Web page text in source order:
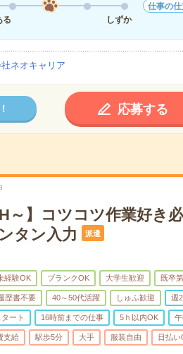
る
しずか
仕事の
ネオキャリア
応募する
～】コツコツ作業好き
タン入力
派遣
経験OK ブランクOK 大学生歓迎 既卒
歴書不要 40～50代活躍 しゅふ歓迎 週
ート 16時前までの仕事 5ｈ以内OK
支給 駅歩5分 大手 服装自由 日払い